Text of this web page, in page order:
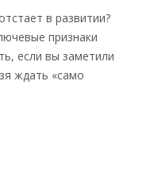
в развитии?
признаки
если вы заметили
ждать «само